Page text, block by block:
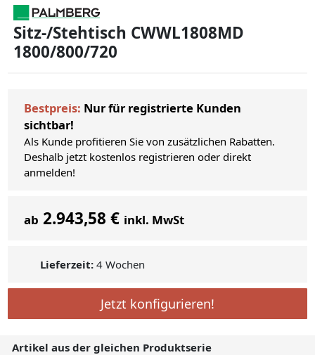
Sitz-/Stehtisch CWWL1808MD
1800/800/720
Bestpreis: Nur für registrierte Kunden
sichtbar!
Als Kunde profitieren Sie von zusätzlichen Rabatten.
Deshalb jetzt kostenlos registrieren oder direkt
anmelden!
ab 2.943,58 € inkl. MwSt
Lieferzeit: 4 Wochen
Jetzt konfigurieren!
Artikel aus der gleichen Produktserie